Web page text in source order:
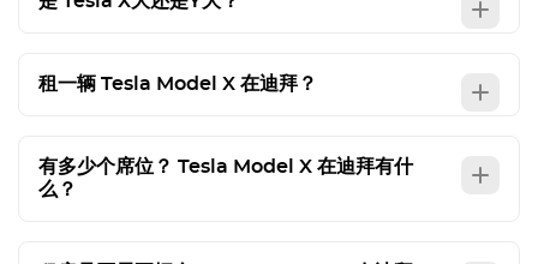
租一辆 Tesla Model X 在迪拜？
有多少个席位？ Tesla Model X 在迪拜有什
么？